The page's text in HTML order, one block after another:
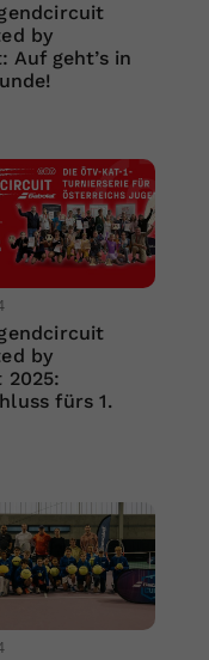
by
Auf geht’s in
by
2025:
fürs 1.